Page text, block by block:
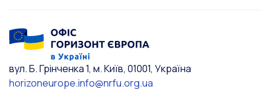
вул. Б. Грінченка 1, м. Київ, 01001, Україна
horizoneurope.info@nrfu.org.ua